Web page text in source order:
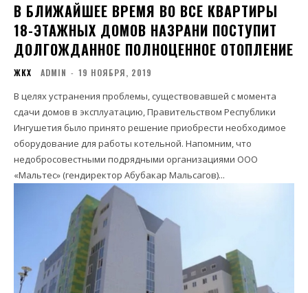
В БЛИЖАЙШЕЕ ВРЕМЯ ВО ВСЕ КВАРТИРЫ
18-ЭТАЖНЫХ ДОМОВ НАЗРАНИ ПОСТУПИТ
ДОЛГОЖДАННОЕ ПОЛНОЦЕННОЕ ОТОПЛЕНИЕ
ЖКХ ADMIN - 19 НОЯБРЯ, 2019
В целях устранения проблемы, существовавшей с момента
сдачи домов в эксплуатацию, Правительством Республики
Ингушетия было принято решение приобрести необходимое
оборудование для работы котельной. Напомним, что
недобросовестными подрядными организациями ООО
«Мальтес» (гендиректор Абубакар Мальсагов)...